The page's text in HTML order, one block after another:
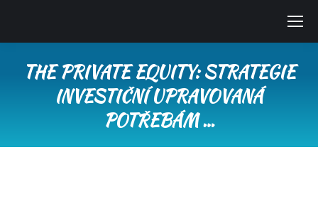
THE PRIVATE EQUITY: STRATEGIE
INVESTIČNÍ UPRAVOVANÁ
POTŘEBÁM …